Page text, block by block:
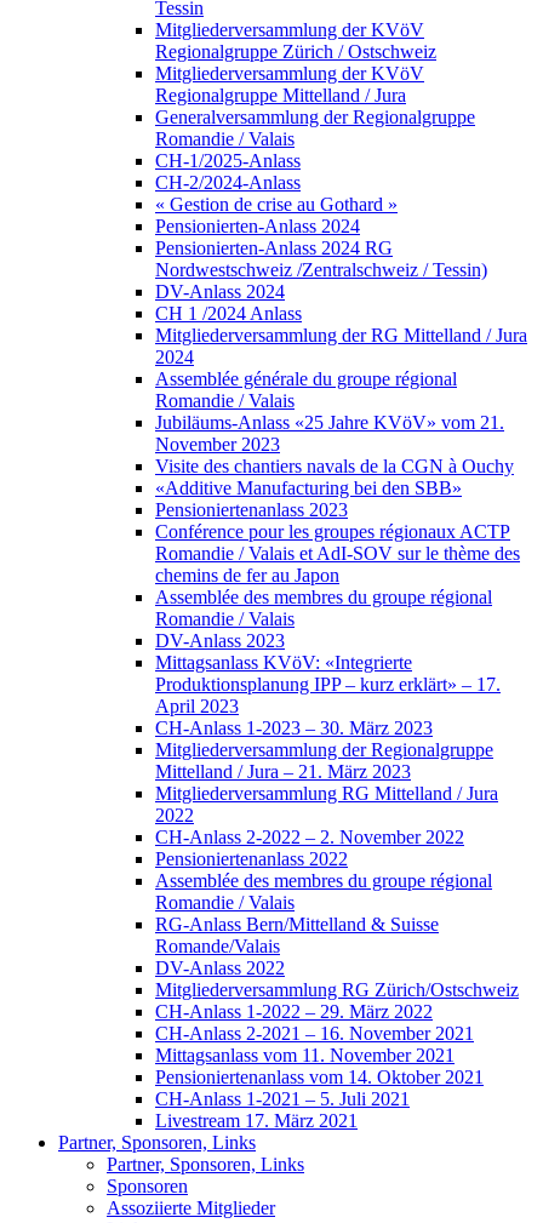
Tessin
Mitgliederversammlung der KVöV
Regionalgruppe Zürich / Ostschweiz
Mitgliederversammlung der KVöV
Regionalgruppe Mittelland / Jura
Generalversammlung der Regionalgruppe
Romandie / Valais
CH-1/2025-Anlass
CH-2/2024-Anlass
« Gestion de crise au Gothard »
Pensionierten-Anlass 2024
Pensionierten-Anlass 2024 RG
Nordwestschweiz /Zentralschweiz / Tessin)
DV-Anlass 2024
CH 1 /2024 Anlass
Mitgliederversammlung der RG Mittelland / Jura
2024
Assemblée générale du groupe régional
Romandie / Valais
Jubiläums-Anlass «25 Jahre KVöV» vom 21.
November 2023
Visite des chantiers navals de la CGN à Ouchy
«Additive Manufacturing bei den SBB»
Pensioniertenanlass 2023
Conférence pour les groupes régionaux ACTP
Romandie / Valais et AdI-SOV sur le thème des
chemins de fer au Japon
Assemblée des membres du groupe régional
Romandie / Valais
DV-Anlass 2023
Mittagsanlass KVöV: «Integrierte
Produktionsplanung IPP – kurz erklärt» – 17.
April 2023
CH-Anlass 1-2023 – 30. März 2023
Mitgliederversammlung der Regionalgruppe
Mittelland / Jura – 21. März 2023
Mitgliederversammlung RG Mittelland / Jura
2022
CH-Anlass 2-2022 – 2. November 2022
Pensioniertenanlass 2022
Assemblée des membres du groupe régional
Romandie / Valais
RG-Anlass Bern/Mittelland & Suisse
Romande/Valais
DV-Anlass 2022
Mitgliederversammlung RG Zürich/Ostschweiz
CH-Anlass 1-2022 – 29. März 2022
CH-Anlass 2-2021 – 16. November 2021
Mittagsanlass vom 11. November 2021
Pensioniertenanlass vom 14. Oktober 2021
CH-Anlass 1-2021 – 5. Juli 2021
Livestream 17. März 2021
Partner, Sponsoren, Links
Partner, Sponsoren, Links
Sponsoren
Assoziierte Mitglieder